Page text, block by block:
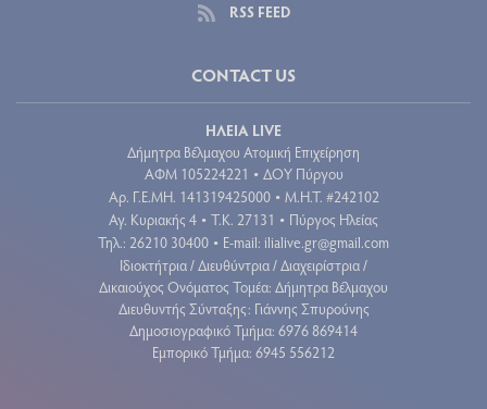
RSS FEED
CONTACT US
ΗΛΕΙΑ LIVE
Δήμητρα Βέλμαχου Ατομική Επιχείρηση
ΑΦΜ 105224221 • ΔΟΥ Πύργου
Aρ. Γ.Ε.ΜΗ. 141319425000 • Μ.Η.Τ. #242102
Αγ. Κυριακής 4 • Τ.Κ. 27131 • Πύργος Ηλείας
Τηλ.: 26210 30400 • E-mail: ilialive.gr@gmail.com
Ιδιοκτήτρια / Διευθύντρια / Διαχειρίστρια /
Δικαιούχος Ονόματος Τομέα: Δήμητρα Βέλμαχου
Διευθυντής Σύνταξης: Γιάννης Σπυρούνης
Δημοσιογραφικό Τμήμα: 6976 869414
Εμπορικό Τμήμα: 6945 556212